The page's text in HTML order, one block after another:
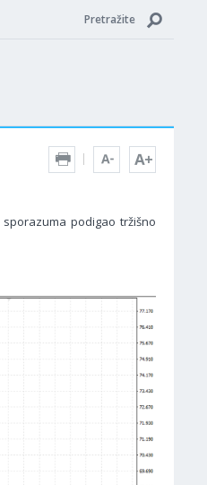
Pretražite
podigao tržišno